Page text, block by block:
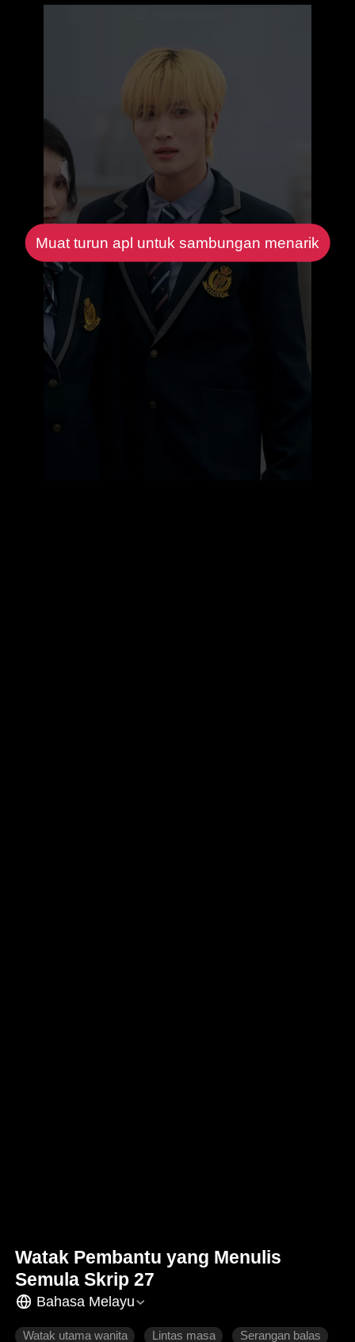
Muat turun apl untuk sambungan menarik
Watak Pembantu yang Menulis
Semula Skrip 27
Bahasa Melayu
Watak utama wanita Lintas masa Serangan balas